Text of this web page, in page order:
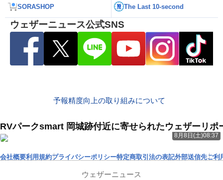
SORASHOP The Last 10-second
ウェザーニュース公式SNS
予報精度向上の取り組みについて
RVパークsmart 岡城跡付近に寄せられたウェザーリポ
8月8日(土)08:37
会社概要利用規約プライバシーポリシー特定商取引法の表記外部送信先ご利
ウェザーニュース